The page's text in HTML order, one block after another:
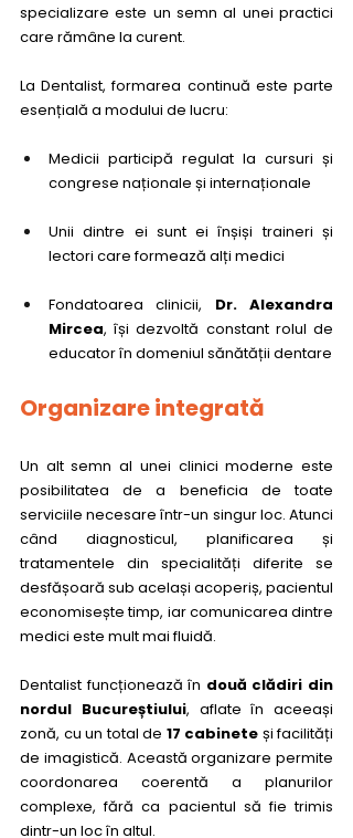
specializare este un semn al unei practici
care rămâne la curent.
La Dentalist, formarea continuă este parte
esențială a modului de lucru:
Medicii participă regulat la cursuri și
congrese naționale și internaționale
Unii dintre ei sunt ei înșiși traineri și
lectori care formează alți medici
Fondatoarea clinicii, Dr. Alexandra
Mircea, își dezvoltă constant rolul de
educator în domeniul sănătății dentare
Organizare integrată
Un alt semn al unei clinici moderne este
posibilitatea de a beneficia de toate
serviciile necesare într-un singur loc. Atunci
când diagnosticul, planificarea și
tratamentele din specialități diferite se
desfășoară sub același acoperiș, pacientul
economisește timp, iar comunicarea dintre
medici este mult mai fluidă.
Dentalist funcționează în două clădiri din
nordul Bucureștiului, aflate în aceeași
zonă, cu un total de 17 cabinete și facilități
de imagistică. Această organizare permite
coordonarea coerentă a planurilor
complexe, fără ca pacientul să fie trimis
dintr-un loc în altul.